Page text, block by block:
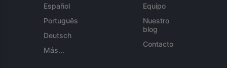
Español
Português
Deutsch
Más...
Equipo
Nuestro
blog
Contacto